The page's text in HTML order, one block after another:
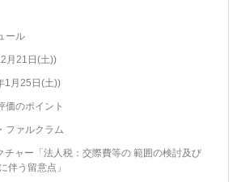
ール
月21日(土))
1月25日(土))
価のポイント
ファルクラム
チャー「法人税：交際費等の 範囲の検討及び
伴う留意点」